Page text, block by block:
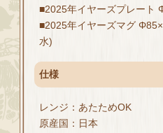
■2025年イヤーズプレート
■2025年イヤーズマグ
水)
仕様
レンジ：あたためOK
原産国：日本